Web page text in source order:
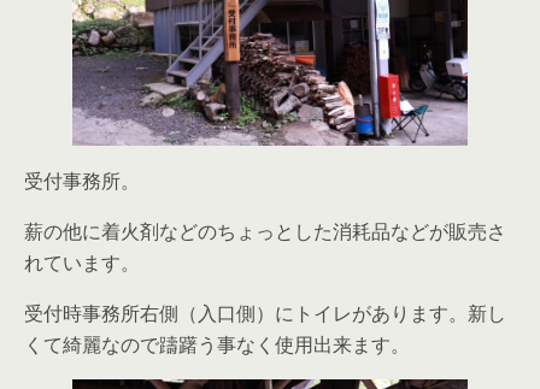
受付事務所。
薪の他に着火剤などのちょっとした消耗品などが販売さ
れています。
受付時事務所右側（入口側）にトイレがあります。新し
くて綺麗なので躊躇う事なく使用出来ます。